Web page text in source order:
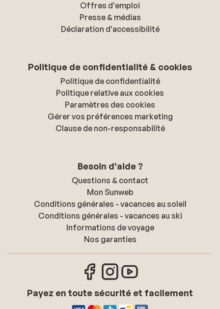
Offres d'emploi
Presse & médias
Déclaration d'accessibilité
Politique de confidentialité & cookies
Politique de confidentialité
Politique relative aux cookies
Paramètres des cookies
Gérer vos préférences marketing
Clause de non-responsabilité
Besoin d'aide ?
Questions & contact
Mon Sunweb
Conditions générales - vacances au soleil
Conditions générales - vacances au ski
Informations de voyage
Nos garanties
Payez en toute sécurité et facilement